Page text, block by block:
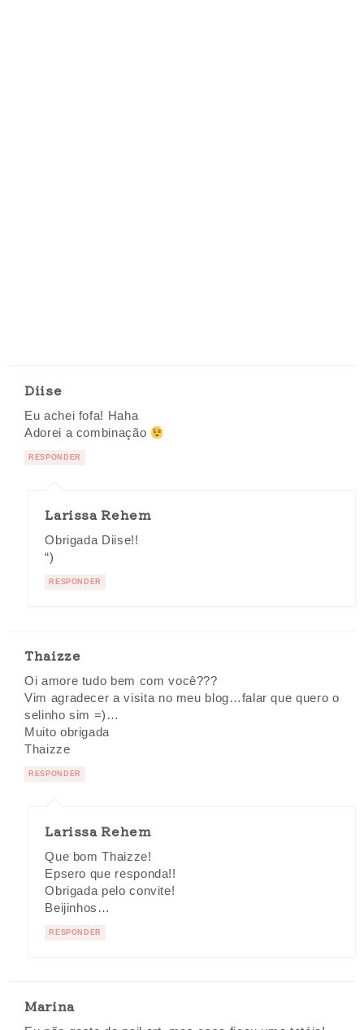
Diise
Eu achei fofa! Haha
Adorei a combinação
RESPONDER
Larissa Rehem
Obrigada Diise!!
“)
RESPONDER
Thaizze
Oi amore tudo bem com você???
Vim agradecer a visita no meu blog…falar que quero o
selinho sim =)…
Muito obrigada
Thaizze
RESPONDER
Larissa Rehem
Que bom Thaizze!
Epsero que responda!!
Obrigada pelo convite!
Beijinhos…
RESPONDER
Marina